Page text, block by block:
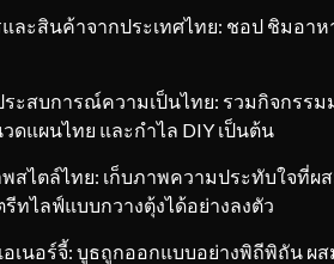
ละสินค้าจากประเทศไทย: ชอป ชิมอา
ะสบการณ์ความเป็นไทย: รวมกิจกรร
ดแผนไทย และกำไล DIY เป็นต้น
สไตล์ไทย: เก็บภาพความประทับใจที่
ทไลฟ์แบบกวางตุ้งได้อย่างลงตัว
อเนอร์จี้: บูธถูกออกแบบอย่างพิถีพิถัน